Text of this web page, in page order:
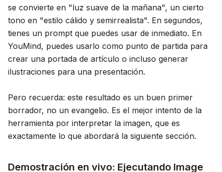
se convierte en "luz suave de la mañana", un cierto
tono en "estilo cálido y semirrealista". En segundos,
tienes un prompt que puedes usar de inmediato. En
YouMind, puedes usarlo como punto de partida para
crear una portada de artículo o incluso generar
ilustraciones para una presentación.
Pero recuerda: este resultado es un buen primer
borrador, no un evangelio. Es el mejor intento de la
herramienta por interpretar la imagen, que es
exactamente lo que abordará la siguiente sección.
Demostración en vivo: Ejecutando Image